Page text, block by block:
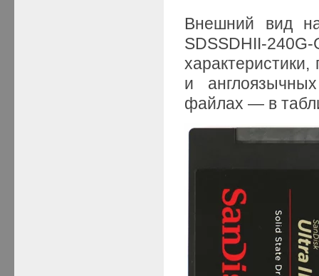
Внешний вид
SDSSDHII-
и
файлах — в